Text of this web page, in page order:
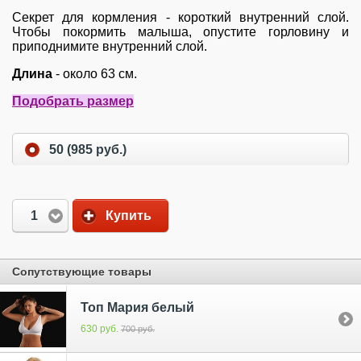
Секрет для кормления - короткий внутренний слой.
Чтобы покормить малыша, опустите горловину и
приподнимите внутренний слой.
Длина - около 63 см.
Подобрать размер
50 (985 руб.)
1 Купить
Сопутствующие товары
Топ Мария белый
630 руб. 700 руб.